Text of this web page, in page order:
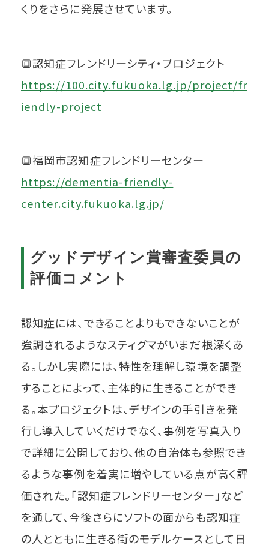
くりをさらに発展させています。
🔳認知症フレンドリーシティ・プロジェクト
https://100.city.fukuoka.lg.jp/project/fr
iendly-project
🔳福岡市認知症フレンドリーセンター
https://dementia-friendly-
center.city.fukuoka.lg.jp/
グッドデザイン賞審査委員の
評価コメント
認知症には、できることよりもできないことが
強調されるようなスティグマがいまだ根深くあ
る。しかし実際には、特性を理解し環境を調整
することによって、主体的に生きることができ
る。本プロジェクトは、デザインの手引きを発
行し導入していくだけでなく、事例を写真入り
で詳細に公開しており、他の自治体も参照でき
るような事例を着実に増やしている点が高く評
価された。「認知症フレンドリーセンター」など
を通して、今後さらにソフトの面からも認知症
の人とともに生きる街のモデルケースとして日